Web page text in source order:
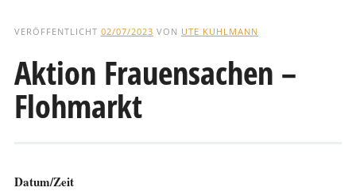
und
Text
VERÖFFENTLICHT 02/07/2023 VON UTE KUHLMANN
Aktion Frauensachen –
Flohmarkt
Datum/Zeit